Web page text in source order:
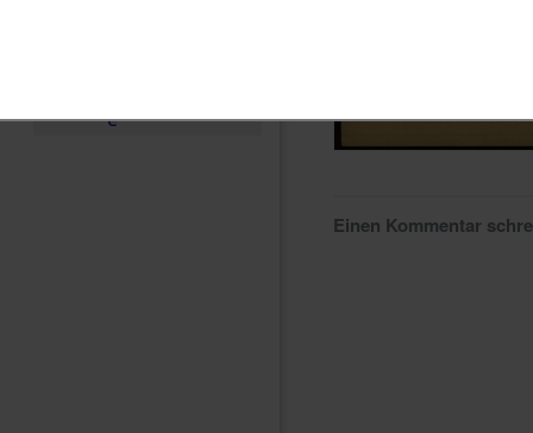
e
Einen Kommentar